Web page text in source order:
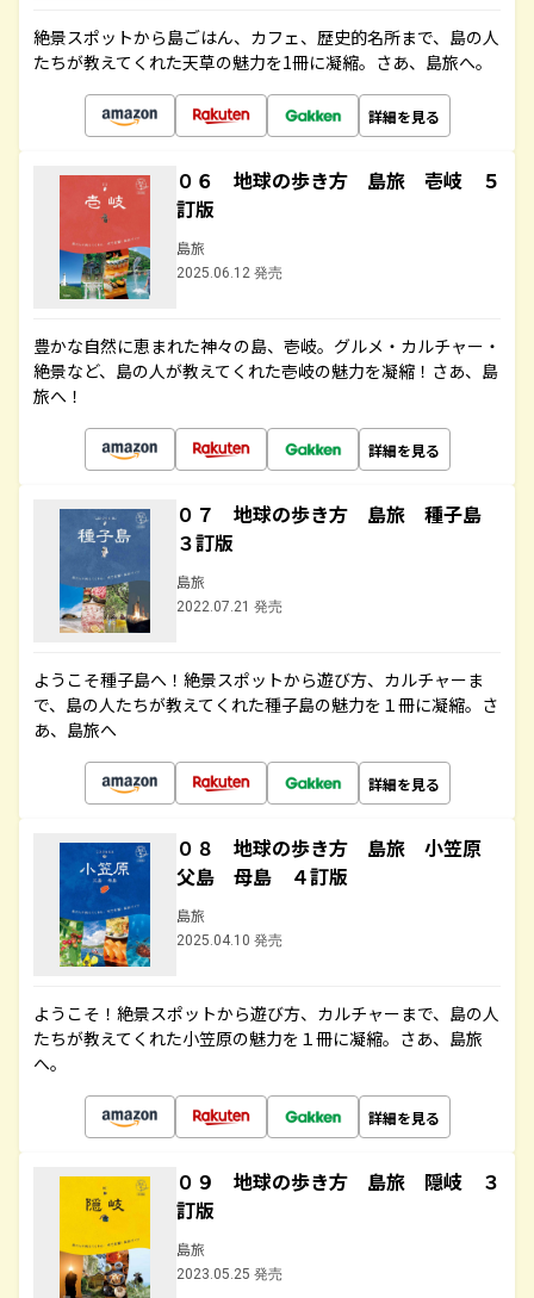
絶景スポットから島ごはん、カフェ、歴史的名所まで、島の人
たちが教えてくれた天草の魅力を1冊に凝縮。さあ、島旅へ。
詳細を見る
０６ 地球の歩き方 島旅 壱岐 ５
訂版
島旅
2025.06.12 発売
豊かな自然に恵まれた神々の島、壱岐。グルメ・カルチャー・
絶景など、島の人が教えてくれた壱岐の魅力を凝縮！さあ、島
旅へ！
詳細を見る
０７ 地球の歩き方 島旅 種子島
３訂版
島旅
2022.07.21 発売
ようこそ種子島へ！絶景スポットから遊び方、カルチャーま
で、島の人たちが教えてくれた種子島の魅力を１冊に凝縮。さ
あ、島旅へ
詳細を見る
０８ 地球の歩き方 島旅 小笠原
父島 母島 ４訂版
島旅
2025.04.10 発売
ようこそ！絶景スポットから遊び方、カルチャーまで、島の人
たちが教えてくれた小笠原の魅力を１冊に凝縮。さあ、島旅
へ。
詳細を見る
０９ 地球の歩き方 島旅 隠岐 ３
訂版
島旅
2023.05.25 発売